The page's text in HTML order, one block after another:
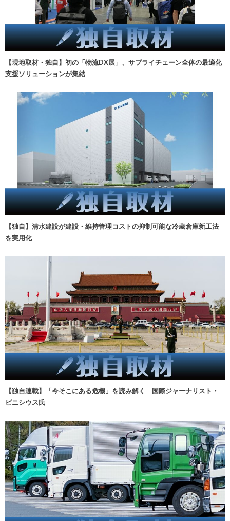
【現地取材・独自】初の「物流DX展」、サプライチェーン全体の最適化
支援ソリューションが集結
【独自】清水建設が建設・維持管理コストの抑制可能な冷蔵倉庫新工法
を実用化
【独自連載】「今そこにある危機」を読み解く 国際ジャーナリスト・
ビニシウス氏